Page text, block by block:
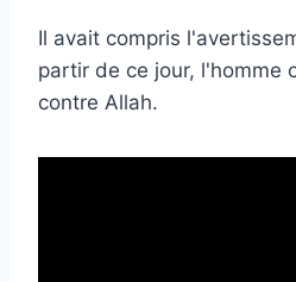
Il avait compris
partir de ce jour, l'homme
contre Allah.